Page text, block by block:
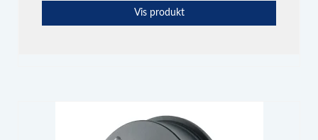
Vis produkt